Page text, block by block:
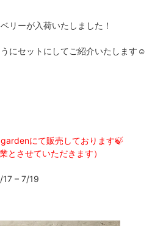
リーが入荷いたしました！
にセットにしてご紹介いたします☺️
にて販売しております🍃
とさせていただきます）
– 7/19